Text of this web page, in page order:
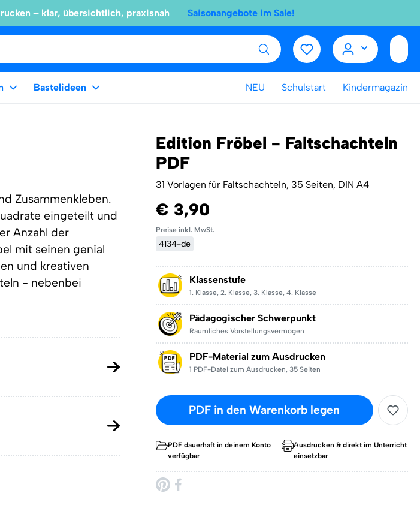
– klar, übersichtlich, praxisnah Saisonangebote im Sale!
Bastelideen NEU Schulstart Kindermagazin
Zusammenkleben.
eingeteilt und
Anzahl der
mit seinen genial
und kreativen
- nebenbei
Edition Fröbel - Faltschachteln
PDF
31 Vorlagen für Faltschachteln, 35 Seiten, DIN A4
€ 3,90
Preise inkl. MwSt.
4134-de
Klassenstufe
1. Klasse, 2. Klasse, 3. Klasse, 4. Klasse
Pädagogischer Schwerpunkt
Räumliches Vorstellungsvermögen
PDF-Material zum Ausdrucken
1 PDF-Datei zum Ausdrucken, 35 Seiten
PDF in den Warenkorb legen
PDF dauerhaft in deinem Konto
verfügbar
Ausdrucken & direkt im Unterricht
einsetzbar